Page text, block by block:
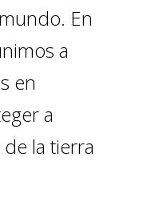
En
a
en
a
la tierra